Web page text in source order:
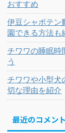
おすすめ
伊豆シャボテン
園できる方法も
チワワの睡眠時
う
チワワや小型犬
切な理由を紹介
最近のコメント